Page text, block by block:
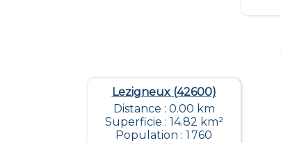
Lezigneux (42600)
Distance : 0.00 km
Superficie : 14.82 km²
Population : 1 760